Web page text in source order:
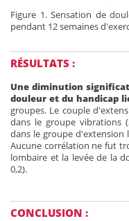
Figure 1. Sensation de
pendant 12 semaines
RÉSULTATS :
Une diminution
douleur et du handicap
groupes. Le couple
dans le groupe vibrations
dans le groupe d'extension
Aucune corrélation ne fut
lombaire et la levée de la
0,2).
CONCLUSION :